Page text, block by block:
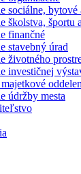
sociálne, bytové
školstva, športu
finančné
stavebný úrad
životného
investičnej
údržby mesta